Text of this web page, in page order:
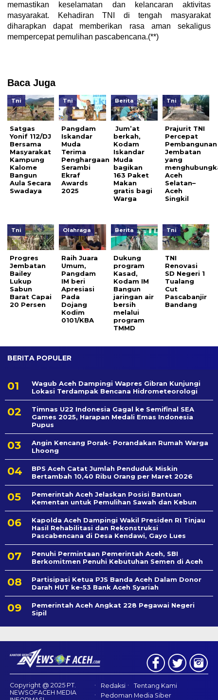
memastikan keselamatan dan kelancaran aktivitas
masyarakat. Kehadiran TNI di tengah masyarakat
diharapkan dapat memberikan rasa aman sekaligus
mempercepat pemulihan pascabencana.(**)
Baca Juga
Tni
Satgas
Yonif 112/DJ
Bersama
Masyarakat
Kampung
Kalome
Bangun
Aula Secara
Swadaya
Tni
Pangdam
Iskandar
Muda
Terima
Penghargaan
Serambi
Ekraf
Awards
2025
Berita
Jum’at
berkah,
Kodam
Iskandar
Muda
bagikan
163 Paket
Makan
gratis bagi
Warga
Tni
Prajurit TNI
Percepat
Pembangunan
Jembatan
yang
Aceh
Selatan–
Aceh
Singkil
Tni
Progres
Jembatan
Bailey
Lukup
Sabun
Barat Capai
20 Persen
Olahraga
Raih Juara
Umum,
Pangdam
IM beri
Apresiasi
Pada
Dojang
Kodim
0101/KBA
Berita
Dukung
program
Kasad,
Kodam IM
Bangun
jaringan air
bersih
melalui
program
TMMD
Tni
TNI
Renovasi
SD Negeri 1
Tualang
Cut
Pascabanjir
Bandang
BERITA POPULER
Wagub Aceh Dampingi Wapres Gibran Kunjungi
Lokasi Terdampak Bencana Hidrometeorologi
Timnas U22 Indonesia Gagal ke Semifinal SEA
Games 2025, Harapan Medali Emas Indonesia
Pupus
Angin Kencang Porak- Porandakan Rumah Warga
Lhoong
BPS Aceh Catat Jumlah Penduduk Miskin
Bertambah 10,40 Ribu Orang per Maret 2026
Pemerintah Aceh Jelaskan Posisi Bantuan
Kementan untuk Pemulihan Sawah dan Kebun
Kapolda Aceh Dampingi Wakil Presiden RI Tinjau
Hasil Rehabilitasi dan Rekonstruksi
Pascabencana di Desa Kendawi, Gayo Lues
Penuhi Permintaan Pemerintah Aceh, SBI
Berkomitmen Penuhi Kebutuhan Semen di Aceh
Partisipasi Ketua PJS Banda Aceh Dalam Donor
Darah HUT ke-53 Bank Aceh Syariah
Pemerintah Aceh Angkat 228 Pegawai Negeri
Sipil
Copyright @ 2025 PT.
NEWSOFACEH MEDIA
Redaksi
Tentang Kami
Pedoman Media Siber